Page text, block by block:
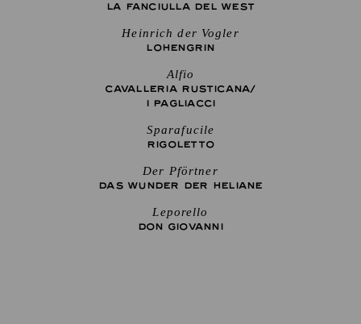
LA FANCIULLA DEL WEST
Heinrich der Vogler
LOHENGRIN
Alfio
CAVALLERIA RUSTICANA/
I PAGLIACCI
Sparafucile
RIGO­LETTO
Der Pförtner
DAS WUNDER DER HELIANE
Leporello
DON GIO­VANNI